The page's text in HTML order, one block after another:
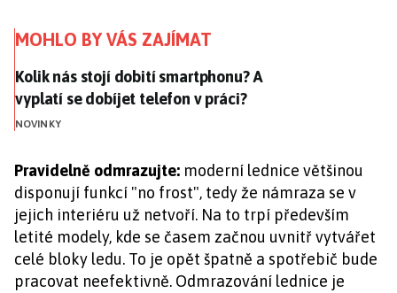
MOHLO BY VÁS ZAJÍMAT
Kolik nás stojí dobití smartphonu? A vyplatí se
Kolik nás stojí dobití smartphonu? A
vyplatí se dobíjet telefon v práci?
NOVINKY
Pravidelně odmrazujte: moderní lednice většinou
disponují funkcí "no frost", tedy že námraza se v
jejich interiéru už netvoří. Na to trpí především
letité modely, kde se časem začnou uvnitř vytvářet
celé bloky ledu. To je opět špatně a spotřebič bude
pracovat neefektivně. Odmrazování lednice je